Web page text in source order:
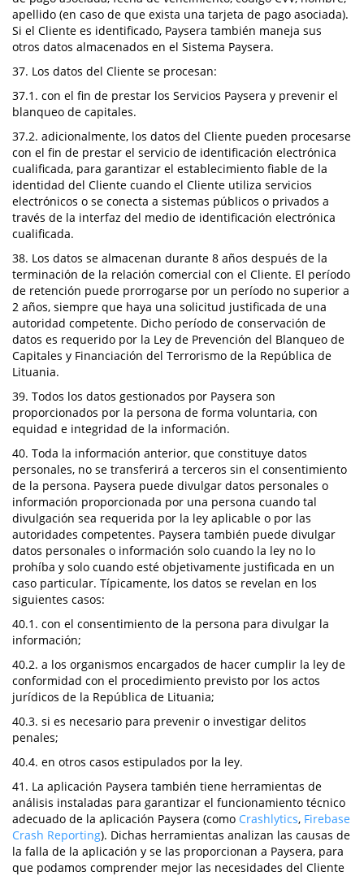
apellido (en caso de que exista una tarjeta de pago asociada).
Si el Cliente es identificado, Paysera también maneja sus
otros datos almacenados en el Sistema Paysera.
37. Los datos del Cliente se procesan:
37.1. con el fin de prestar los Servicios Paysera y prevenir el
blanqueo de capitales.
37.2. adicionalmente, los datos del Cliente pueden procesarse
con el fin de prestar el servicio de identificación electrónica
cualificada, para garantizar el establecimiento fiable de la
identidad del Cliente cuando el Cliente utiliza servicios
electrónicos o se conecta a sistemas públicos o privados a
través de la interfaz del medio de identificación electrónica
cualificada.
38. Los datos se almacenan durante 8 años después de la
terminación de la relación comercial con el Cliente. El período
de retención puede prorrogarse por un período no superior a
2 años, siempre que haya una solicitud justificada de una
autoridad competente. Dicho período de conservación de
datos es requerido por la Ley de Prevención del Blanqueo de
Capitales y Financiación del Terrorismo de la República de
Lituania.
39. Todos los datos gestionados por Paysera son
proporcionados por la persona de forma voluntaria, con
equidad e integridad de la información.
40. Toda la información anterior, que constituye datos
personales, no se transferirá a terceros sin el consentimiento
de la persona. Paysera puede divulgar datos personales o
información proporcionada por una persona cuando tal
divulgación sea requerida por la ley aplicable o por las
autoridades competentes. Paysera también puede divulgar
datos personales o información solo cuando la ley no lo
prohíba y solo cuando esté objetivamente justificada en un
caso particular. Típicamente, los datos se revelan en los
siguientes casos:
40.1. con el consentimiento de la persona para divulgar la
información;
40.2. a los organismos encargados de hacer cumplir la ley de
conformidad con el procedimiento previsto por los actos
jurídicos de la República de Lituania;
40.3. si es necesario para prevenir o investigar delitos
penales;
40.4. en otros casos estipulados por la ley.
41. La aplicación Paysera también tiene herramientas de
análisis instaladas para garantizar el funcionamiento técnico
adecuado de la aplicación Paysera (como Crashlytics, Firebase
Crash Reporting). Dichas herramientas analizan las causas de
la falla de la aplicación y se las proporcionan a Paysera, para
que podamos comprender mejor las necesidades del Cliente